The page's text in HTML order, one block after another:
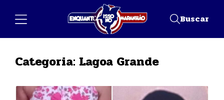
Buscar
Categoria: Lagoa Grande